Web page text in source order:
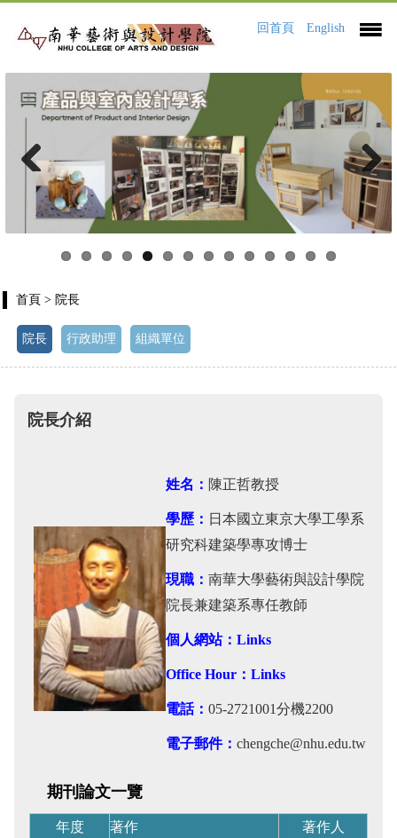
回首頁 English
Previous Next
首頁 > 院長
院長 行政助理 組織單位
院長介紹
姓名： 陳正哲教授
學歷： 日本國立東京大學工學系
研究科建築學專攻博士
現職： 南華大學藝術與設計學院
院長兼建築系專任教師
個人網站： Links
Office Hour： Links
電話： 05-2721001分機2200
電子郵件： chengche@nhu.edu.tw
期刊論文一覽
年度 著作
著作人